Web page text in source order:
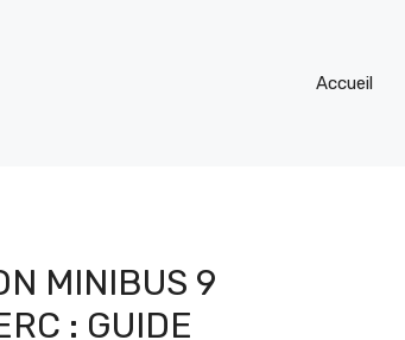
Accueil
MINIBUS 9
: GUIDE